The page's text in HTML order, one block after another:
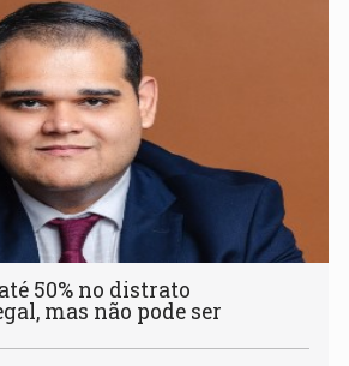
50% no distrato
mas não pode ser